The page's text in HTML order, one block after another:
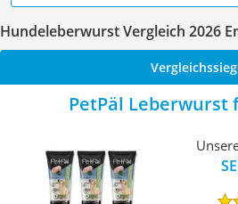
Hundeleberwurst Vergleich 2026
PetPäl Leberwurst